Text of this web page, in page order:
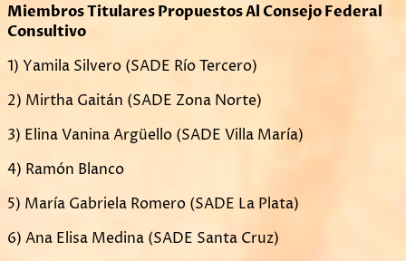
Miembros Titulares Propuestos Al Consejo Federal
Consultivo
1) Yamila Silvero (SADE Río Tercero)
2) Mirtha Gaitán (SADE Zona Norte)
3) Elina Vanina Argüello (SADE Villa María)
4) Ramón Blanco
5) María Gabriela Romero (SADE La Plata)
6) Ana Elisa Medina (SADE Santa Cruz)